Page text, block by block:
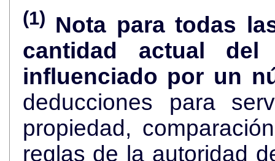
(1) Nota para todas
cantidad actual
influenciado por un
deducciones para
propiedad,
reglas de la autoridad de